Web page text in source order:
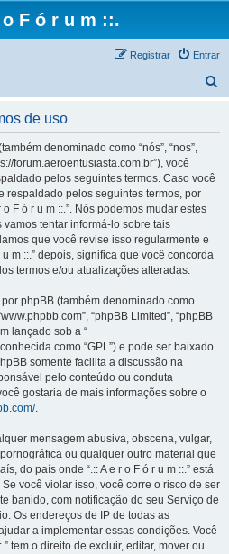
F ó r u m ::.
Entrar
Registrar
de uso
denominado como “nós”, “nos”,
forum.aeroentusiasta.com.br”), você
pelos seguintes termos. Caso você
respaldado pelos seguintes termos, por
F ó r u m ::.”. Nós podemos mudar estes
tentar informá-lo sobre tais
que você revise isso regularmente e
m ::.” depois, significa que você concorda
termos e/ou atualizações alteradas.
phpBB (também denominado como
“phpBB Limited”, “phpBB
lançado sob a “
como “GPL”) e pode ser baixado
somente facilita a discussão na
pelo conteúdo ou conduta
gostaria de mais informações sobre o
.
mensagem abusiva, obscena, vulgar,
ou qualquer outro material que
do país onde “.:: A e r o F ó r u m ::.” está
você violar isso, você corre o risco de ser
banido, com notificação do seu Serviço de
Os endereços de IP de todas as
a implementar essas condições. Você
tem o direito de excluir, editar, mover ou